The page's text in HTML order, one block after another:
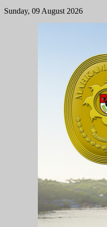
Sunday, 09 August 2026